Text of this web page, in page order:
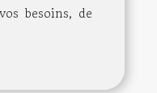
besoins, de